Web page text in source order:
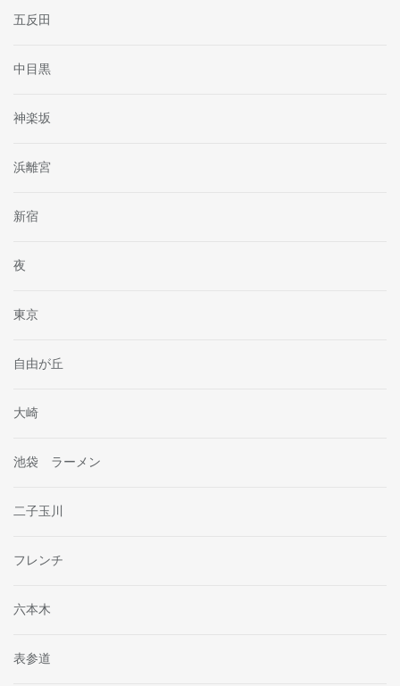
五反田
中目黒
神楽坂
浜離宮
新宿
夜
東京
自由が丘
大崎
池袋 ラーメン
二子玉川
フレンチ
六本木
表参道